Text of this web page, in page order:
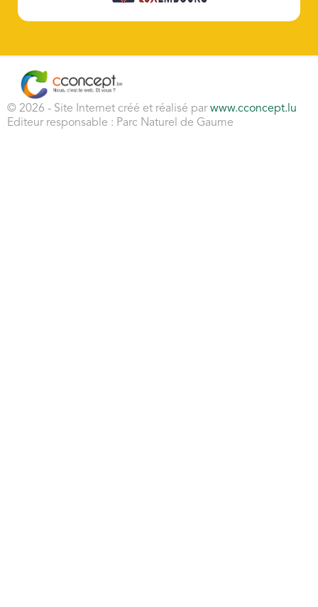
© 2026 - Site Internet créé et réalisé parwww.cconcept.lu
Editeur responsable : Parc Naturel de Gaume